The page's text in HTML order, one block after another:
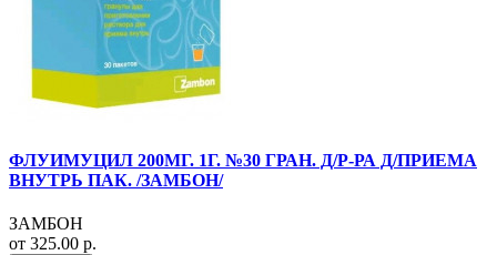
ФЛУИМУЦИЛ 200МГ. 1Г. №30 ГРАН. Д/Р-РА Д/ПРИЕМА
ВНУТРЬ ПАК. /ЗАМБОН/
ЗАМБОН
от 325.00 р.